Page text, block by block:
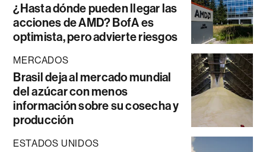
¿Hasta dónde pueden llegar las
acciones de AMD? BofA es
optimista, pero advierte riesgos
MERCADOS
Brasil deja al mercado mundial
del azúcar con menos
información sobre su cosecha y
producción
ESTADOS UNIDOS